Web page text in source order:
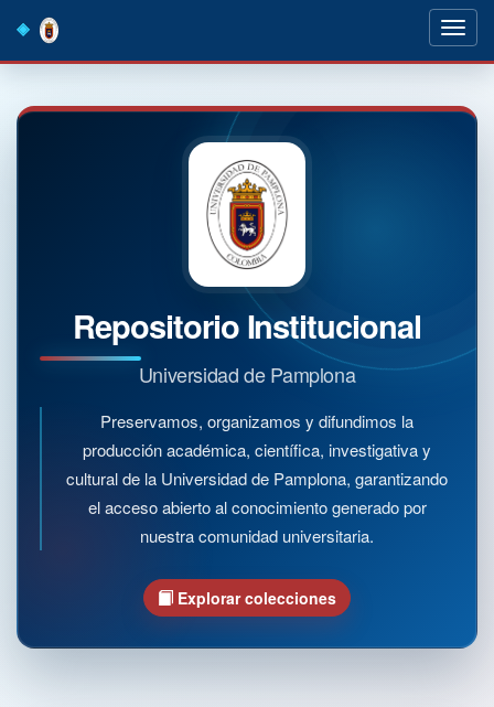
navigation
Repositorio Institucional
Universidad de Pamplona
Preservamos, organizamos y difundimos la
producción académica, científica, investigativa y
cultural de la Universidad de Pamplona, garantizando
el acceso abierto al conocimiento generado por
nuestra comunidad universitaria.
Explorar colecciones